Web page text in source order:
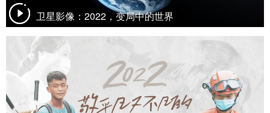
卫星影像：2022，变局中的世界